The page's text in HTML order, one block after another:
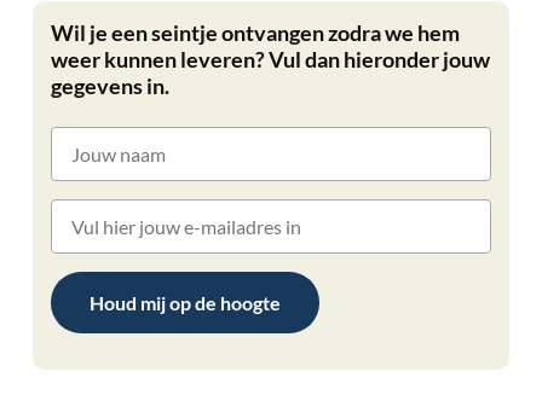
Wil je een seintje ontvangen zodra we hem
weer kunnen leveren? Vul dan hieronder jouw
gegevens in.
Houd mij op de hoogte